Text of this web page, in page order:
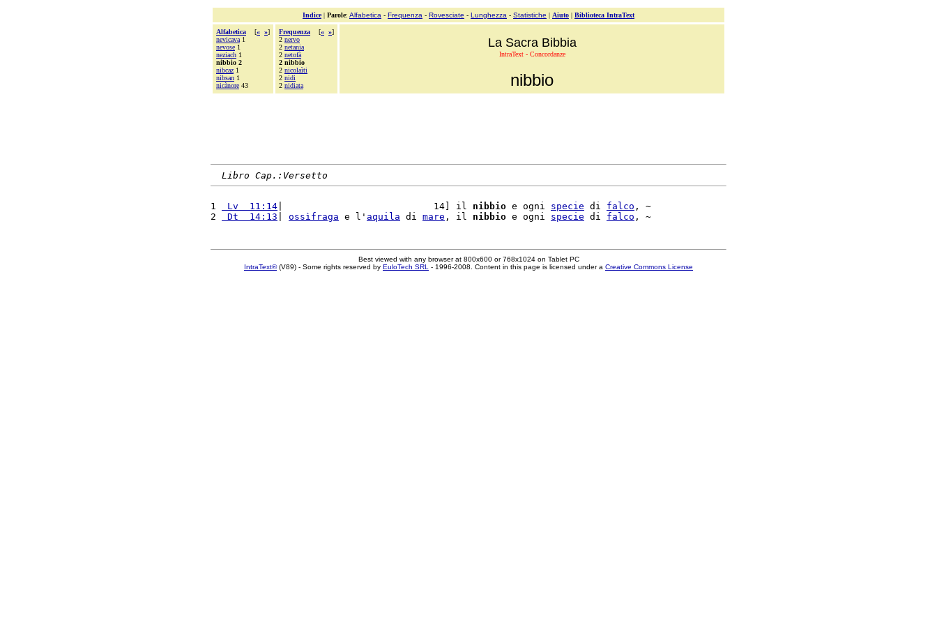
Indice| Parole: Alfabetica - Frequenza - Rovesciate - Lunghezza - Statistiche | Aiuto | Biblioteca IntraText
Alfabetica [« »]
nevicava 1
nevose 1
neziach 1
nibbio 2
nibcaz 1
nibsan 1
nicànore 43
Frequenza [« »]
2 nervo
2 netania
2 netofà
2 nibbio
2 nicolaìti
2 nidi
2 nidiata
La Sacra Bibbia
IntraText - Concordanze
nibbio
Libro Cap.:Versetto
1 Lv  11:14 |                           14] il nibbio e ogni specie di falco , ~
2
Dt  14:13 ossìfraga e l' aquila di mare , il nibbio e ogni specie di falco
Best viewed with any browser at 800x600 or 768x1024 on Tablet PC
IntraText®(V89) - Some rights reserved by EuloTech SRL - 1996-2008. Content in this page is licensed under a Creative Commons License